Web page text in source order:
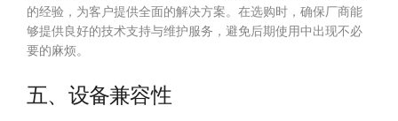
的经验，为客户提供全面的解决方案。在选购时，确保厂商能
够提供良好的技术支持与维护服务，避免后期使用中出现不必
要的麻烦。
五、设备兼容性